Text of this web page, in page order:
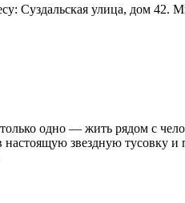
Суздальская улица, дом 42.
одно — жить рядом с
звездную тусовку